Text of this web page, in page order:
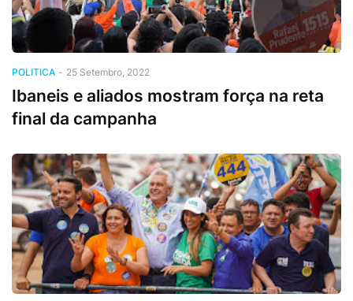
POLITICA - 25 Setembro, 2022
Ibaneis e aliados mostram força na reta
final da campanha